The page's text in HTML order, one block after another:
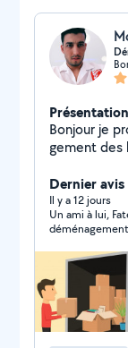
Présentation
Bonjour je propose mes Services Pour le Déména
gement des
Dernier
Il y a 12 jours
Un ami à lui,